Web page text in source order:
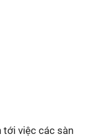
tới việc các sàn